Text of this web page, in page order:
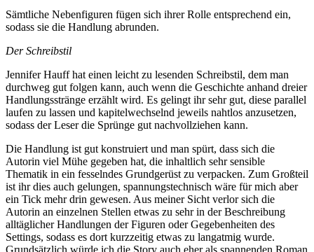
Sämtliche Nebenfiguren fügen sich ihrer Rolle entsprechend ein,
sodass sie die Handlung abrunden.
Der Schreibstil
Jennifer Hauff hat einen leicht zu lesenden Schreibstil, dem man
durchweg gut folgen kann, auch wenn die Geschichte anhand dreier
Handlungsstränge erzählt wird. Es gelingt ihr sehr gut, diese parallel
laufen zu lassen und kapitelwechselnd jeweils nahtlos anzusetzen,
sodass der Leser die Sprünge gut nachvollziehen kann.
Die Handlung ist gut konstruiert und man spürt, dass sich die
Autorin viel Mühe gegeben hat, die inhaltlich sehr sensible
Thematik in ein fesselndes Grundgerüst zu verpacken. Zum Großteil
ist ihr dies auch gelungen, spannungstechnisch wäre für mich aber
ein Tick mehr drin gewesen. Aus meiner Sicht verlor sich die
Autorin an einzelnen Stellen etwas zu sehr in der Beschreibung
alltäglicher Handlungen der Figuren oder Gegebenheiten des
Settings, sodass es dort kurzzeitig etwas zu langatmig wurde.
Grundsätzlich würde ich die Story auch eher als spannenden Roman